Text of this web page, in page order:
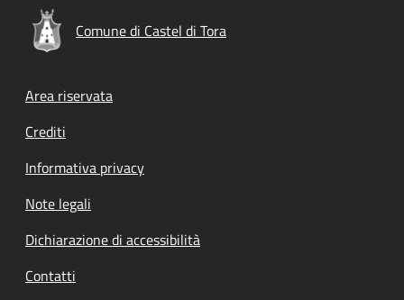
Comune di Castel di Tora
Footer menu
Area riservata
Crediti
Informativa privacy
Note legali
Dichiarazione di accessibilità
Contatti